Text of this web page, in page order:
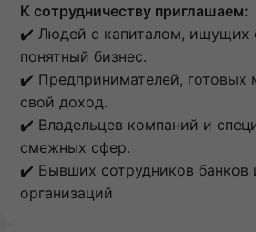
К сотрудничеству приглашаем:
✔️ Людей с капиталом, ищущих
понятный бизнес.
✔️ Предпринимателей, готовых
свой доход.
✔️ Владельцев компаний и
смежных сфер.
✔️ Бывших сотрудников банков
организаций